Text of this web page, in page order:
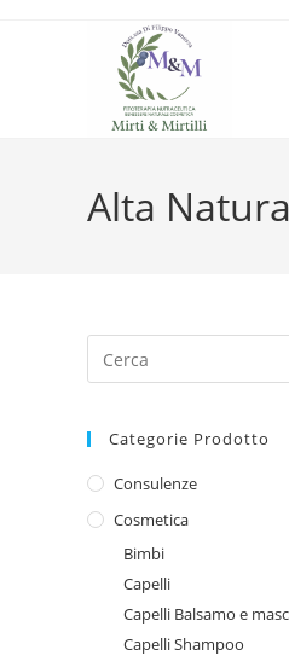
Alta
Categorie Prodotto
Consulenze
Cosmetica
Bimbi
Capelli
Capelli Balsamo e
Capelli Shampoo